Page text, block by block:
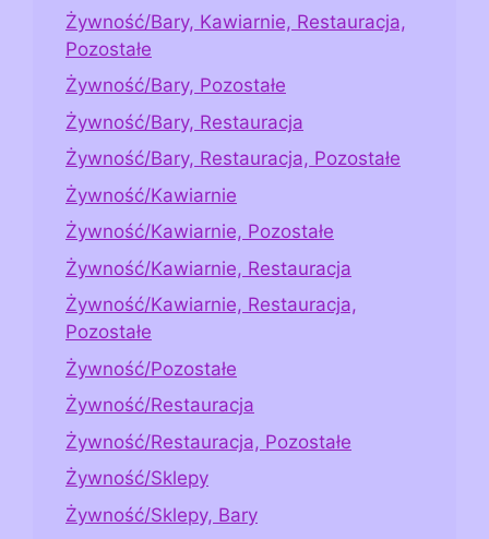
Żywność/Bary, Kawiarnie, Restauracja,
Pozostałe
Żywność/Bary, Pozostałe
Żywność/Bary, Restauracja
Żywność/Bary, Restauracja, Pozostałe
Żywność/Kawiarnie
Żywność/Kawiarnie, Pozostałe
Żywność/Kawiarnie, Restauracja
Żywność/Kawiarnie, Restauracja,
Pozostałe
Żywność/Pozostałe
Żywność/Restauracja
Żywność/Restauracja, Pozostałe
Żywność/Sklepy
Żywność/Sklepy, Bary